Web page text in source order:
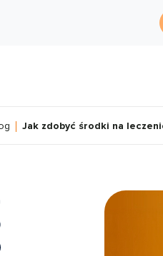
Jak zdobyć środki na